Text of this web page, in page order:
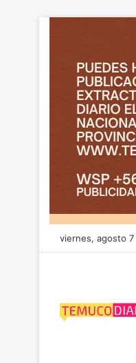
viernes, agosto